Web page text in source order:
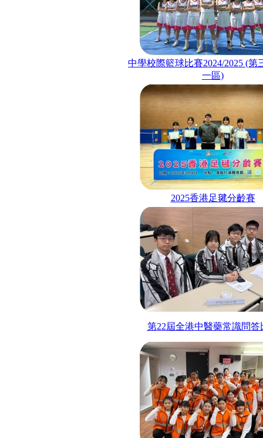
中學校際籃球比賽2024/2025 (第
一區)
2025香港足毽分齡賽
第22屆全港中醫藥常識問答